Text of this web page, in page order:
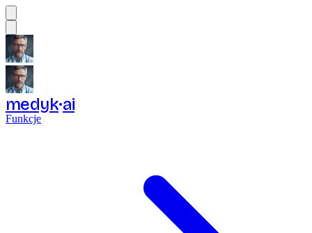
medyk ai
Funkcje